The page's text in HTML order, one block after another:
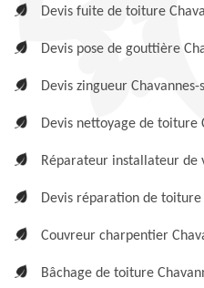
Devis fuite de toiture
Devis pose de gouttière
Devis zingueur
Devis nettoyage de toiture
Réparateur installateur de
Devis réparation de toiture
Couvreur charpentier
Bâchage de toiture